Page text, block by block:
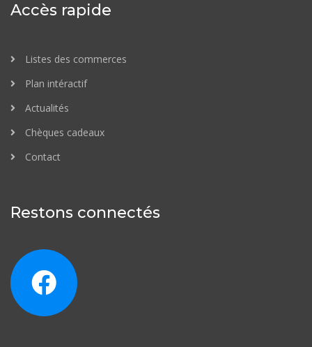
Accès rapide
Listes des commerces
Plan intéractif
Actualités
Chèques cadeaux
Contact
Restons connectés